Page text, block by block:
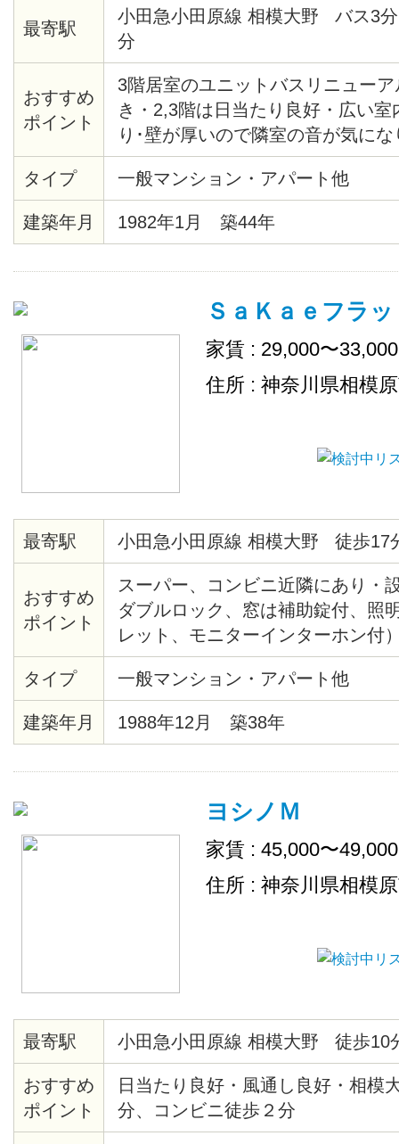
最寄駅
小田急小田原線 相模大野 バス3
分
おすすめ
ポイント
3階居室のユニットバスリニュー
き・2,3階は日当たり良好・広い室
り･壁が厚いので隣室の音が気に
ンロ有り・ケーブルテレビが入っ
無料･大学へはバスでも自転車で
行で36分、就活にも有利・静かな
ニ、スーパー、病院、郵便局、ツ
面して見通しがよく安全です。１
トになります。更新料は頂きませ
号室のユニットバスをリフォーム
タイプ 一般マンション・アパート他
建築年月 1982年1月 築44年
ＳａＫａｅフラッ
家賃 : 29,000〜
住所 : 神奈川県相模
最寄駅 小田急小田原線 相模大野 徒歩17
おすすめ
ポイント
スーパー、コンビニ近隣にあり・
ダブルロック、窓は補助錠付、照
レット、モニターインターホン付
タイプ 一般マンション・アパート他
建築年月 1988年12月 築38年
ヨシノＭ
家賃 : 45,000〜
住所 : 神奈川県相模
最寄駅 小田急小田原線 相模大野 徒歩10
おすすめ
ポイント
日当たり良好・風通し良好・相模
分、コンビニ徒歩２分